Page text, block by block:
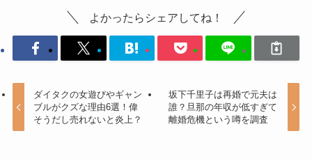
よかったらシェアしてね！
ダイタクの女遊びやギャン
ブルがクズな理由6選！偉
そうだし売れないと炎上？
坂下千里子は再婚で元夫は
誰？旦那の年収が低すぎて
離婚危機という噂を調査